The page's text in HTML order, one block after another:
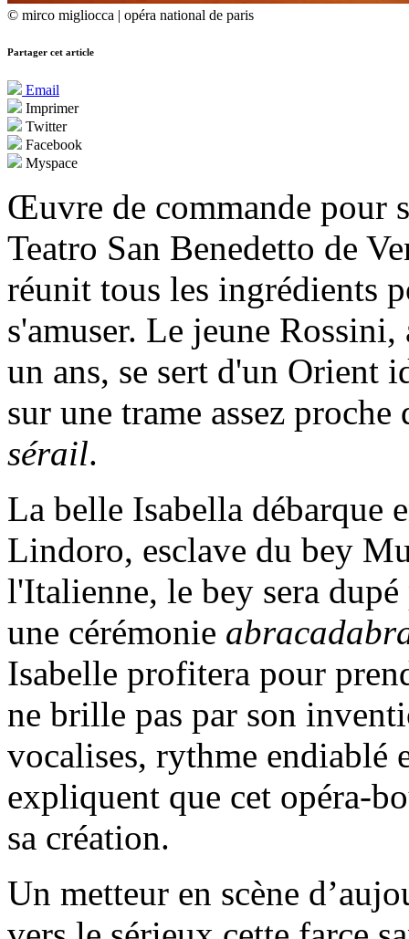
© mirco migliocca | opéra national de paris
Partager cet article
Email
Imprimer
Twitter
Facebook
Myspace
Œuvre de commande pour
Teatro San Benedetto de
réunit tous les ingrédients
s'amuser. Le jeune
un ans, se sert d'un Orient
sur une trame assez
sérail.
La belle Isabella débarque
Lindoro, esclave du bey
l'Italienne, le bey sera
une cérémonie
Isabelle profitera pour
ne brille pas par son
vocalises, rythme endiablé
expliquent que cet opéra-
sa création.
Un metteur en scène